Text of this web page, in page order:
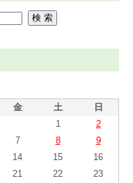
金 土 日
1
2
7 8
9
14 15
16
21 22
23